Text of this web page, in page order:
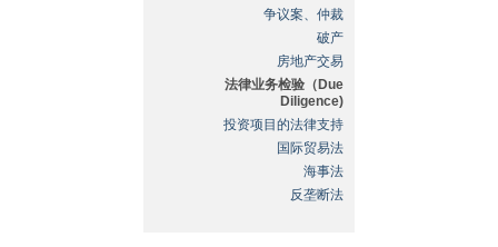
争议案、仲裁
破产
房地产交易
法律业务检验（Due
Diligence)
投资项目的法律支持
国际贸易法
海事法
反垄断法